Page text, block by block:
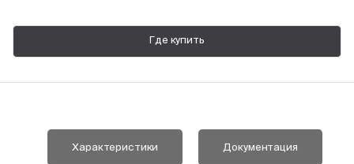
Где купить
Характеристики Документация